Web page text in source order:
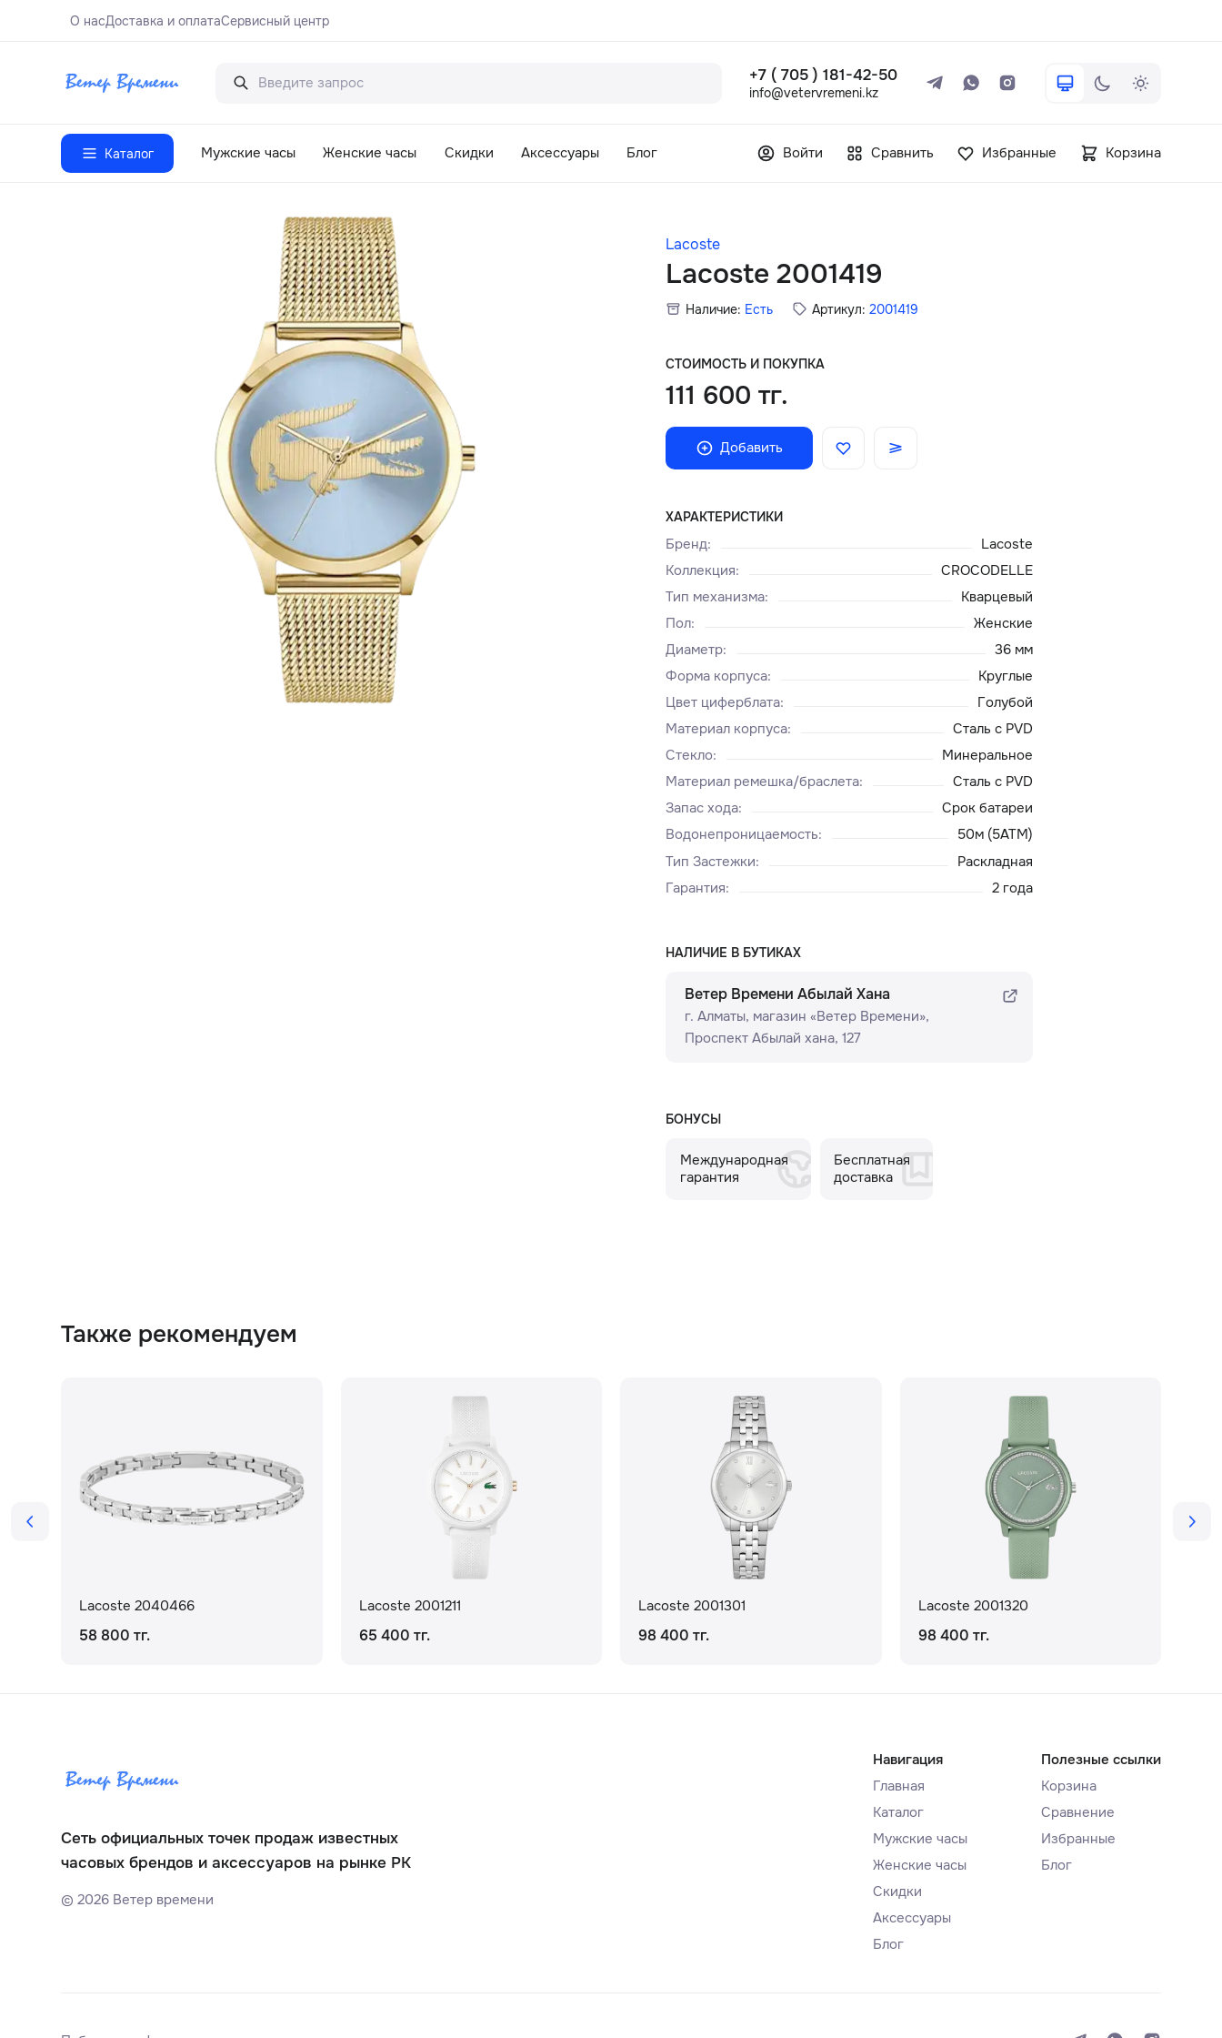
О насДоставка и оплатаСервисный центр
+7 ( 705 ) 181-42-50
info@vetervremeni.kz
Каталог Мужские часы Женские часы Скидки Аксессуары Блог Войти Сравнить Избранные Корзина
Lacoste
Lacoste 2001419
Наличие: Есть Артикул: 2001419
СТОИМОСТЬ И ПОКУПКА
111 600 тг.
Добавить
ХАРАКТЕРИСТИКИ
Бренд:
Lacoste
Коллекция:
CROCODELLE
Тип механизма:
Кварцевый
Пол:
Женские
Диаметр:
36 мм
Форма корпуса:
Круглые
Цвет циферблата:
Голубой
Материал корпуса:
Сталь с PVD
Стекло:
Минеральное
Материал ремешка/браслета:
Сталь с PVD
Запас хода:
Срок батареи
Водонепроницаемость:
50м (5ATM)
Тип Застежки:
Раскладная
Гарантия: 2 года
НАЛИЧИЕ В БУТИКАХ
Ветер Времени Абылай Хана
г. Алматы, ​магазин «Ветер Времени»​,
Проспект Абылай хана, 127
БОНУСЫ
Международная
гарантия
Бесплатная
доставка
Также рекомендуем
Lacoste 2040466
58 800 тг.
Lacoste 2001211
65 400 тг.
Lacoste 2001301
98 400 тг.
Lacoste 2001320
98 400 тг.
Сеть официальных точек продаж известных
часовых брендов и аксессуаров на рынке РК
©2026 Ветер времени
Навигация
Главная
Каталог
Мужские часы
Женские часы
Скидки
Аксессуары
Блог
Полезные ссылки
Корзина
Сравнение
Избранные
Блог
+7 ( 705 ) 181-42-50
Главная
Доставка и оплата
Сервисный центр